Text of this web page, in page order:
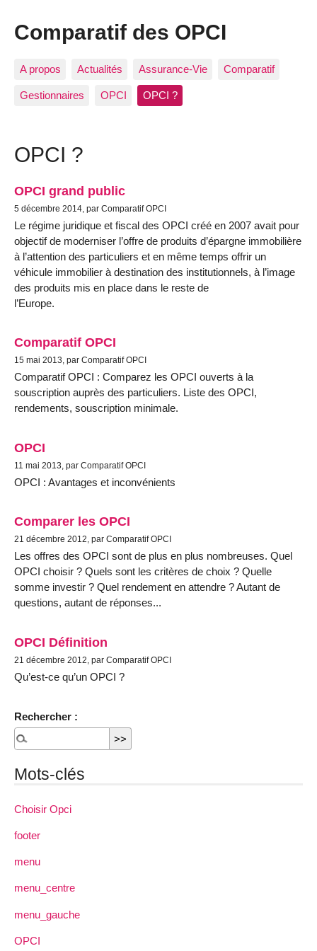
Comparatif des OPCI
A propos Actualités Assurance-Vie Comparatif
Gestionnaires OPCI OPCI ?
OPCI ?
OPCI grand public
5 décembre 2014, par Comparatif OPCI
Le régime juridique et fiscal des OPCI créé en 2007 avait pour
objectif de moderniser l’offre de produits d’épargne immobilière
à l’attention des particuliers et en même temps offrir un
véhicule immobilier à destination des institutionnels, à l’image
des produits mis en place dans le reste de
l’Europe.
Comparatif OPCI
15 mai 2013, par Comparatif OPCI
Comparatif OPCI : Comparez les OPCI ouverts à la
souscription auprès des particuliers. Liste des OPCI,
rendements, souscription minimale.
OPCI
11 mai 2013, par Comparatif OPCI
OPCI : Avantages et inconvénients
Comparer les OPCI
21 décembre 2012, par Comparatif OPCI
Les offres des OPCI sont de plus en plus nombreuses. Quel
OPCI choisir ? Quels sont les critères de choix ? Quelle
somme investir ? Quel rendement en attendre ? Autant de
questions, autant de réponses...
OPCI Définition
21 décembre 2012, par Comparatif OPCI
Qu’est-ce qu’un OPCI ?
Rechercher :
Mots-clés
Choisir Opci
footer
menu
menu_centre
menu_gauche
OPCI